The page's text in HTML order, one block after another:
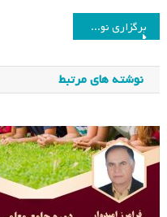
راهبری
نوشته
برگزاری نوزدهمین همایش انجمن «برنامه درسی و مسئولیت اجتماعی»
نوشته های مرتبط